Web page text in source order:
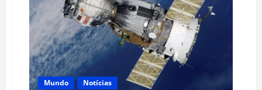
Impulsionada
por
IA
Mundo Notícias